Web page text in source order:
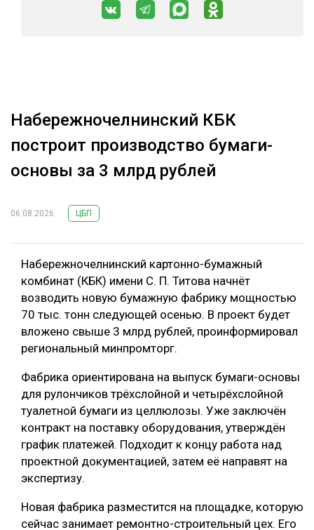
Набережночелнинский КБК
построит производство бумаги-
основы за 3 млрд рублей
06.08.2026 ЦБП
Набережночелнинский картонно-бумажный
комбинат (КБК) имени С. П. Титова начнёт
возводить новую бумажную фабрику мощностью
70 тыс. тонн следующей осенью. В проект будет
вложено свыше 3 млрд рублей, проинформировал
региональный минпромторг.
Фабрика ориентирована на выпуск бумаги-основы
для рулончиков трёхслойной и четырёхслойной
туалетной бумаги из целлюлозы. Уже заключён
контракт на поставку оборудования, утверждён
график платежей. Подходит к концу работа над
проектной документацией, затем её направят на
экспертизу.
Новая фабрика разместится на площадке, которую
сейчас занимает ремонтно-строительный цех. Его